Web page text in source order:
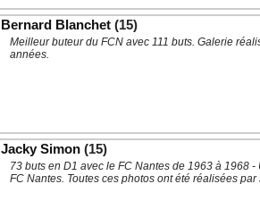
Bernard Blanchet (15)
Meilleur buteur du FCN avec 111 buts. Galerie
années.
Jacky Simon (15)
73 buts en D1 avec le FC Nantes de 1963 à 1968
FC Nantes. Toutes ces photos ont été réalisées